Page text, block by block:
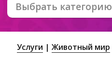
Выбрать категорию
Услуги Животный мир